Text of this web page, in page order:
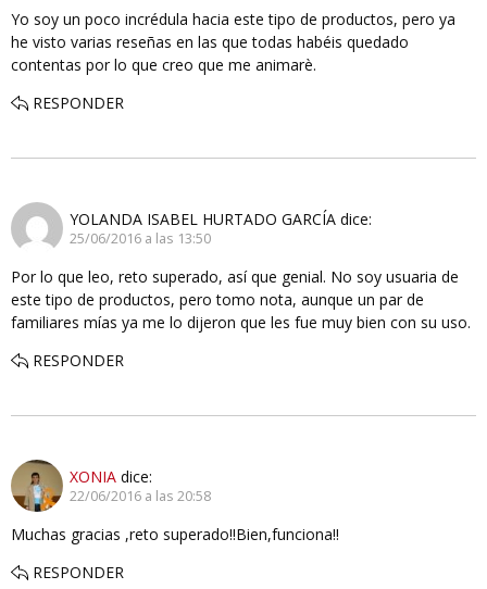
Yo soy un poco incrédula hacia este tipo de productos, pero ya
he visto varias reseñas en las que todas habéis quedado
contentas por lo que creo que me animarè.
RESPONDER
YOLANDA ISABEL HURTADO GARCÍA dice:
25/06/2016 a las 13:50
Por lo que leo, reto superado, así que genial. No soy usuaria de
este tipo de productos, pero tomo nota, aunque un par de
familiares mías ya me lo dijeron que les fue muy bien con su uso.
RESPONDER
XONIA dice:
22/06/2016 a las 20:58
Muchas gracias ,reto superado!!Bien,funciona!!
RESPONDER